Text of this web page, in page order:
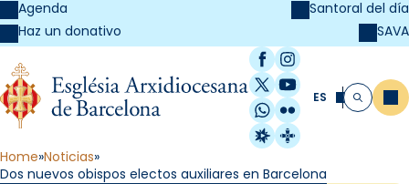
Agenda
Haz un donativo
Santoral del día
SAVA
Facebook
Instagram
X / Twitter
YouTube
WhatsApp
Flickr
Radio Estel
Catalunya
ES Buscar
Home Noticias
Dos nuevos obispos electos auxiliares en Barcelona